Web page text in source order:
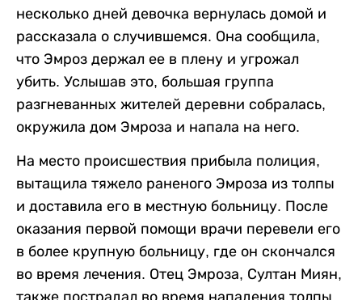
несколько дней девочка вернулась домой и
рассказала о случившемся. Она сообщила,
что Эмроз держал ее в плену и угрожал
убить. Услышав это, большая группа
разгневанных жителей деревни собралась,
окружила дом Эмроза и напала на него.
На место происшествия прибыла полиция,
вытащила тяжело раненого Эмроза из толпы
и доставила его в местную больницу. После
оказания первой помощи врачи перевели его
в более крупную больницу, где он скончался
во время лечения. Отец Эмроза, Султан Миян,